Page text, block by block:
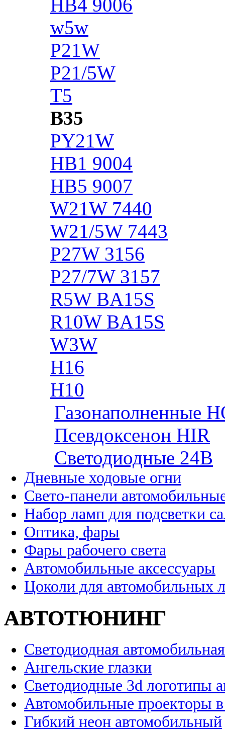
HB4 9006
w5w
P21W
P21/5W
T5
B35
PY21W
HB1 9004
HB5 9007
W21W 7440
W21/5W 7443
P27W 3156
P27/7W 3157
R5W BA15S
R10W BA15S
W3W
H16
H10
Газонаполненные
Псевдоксенон HIR
Cветодиодные 24B
Дневные ходовые огни
Свето-панели
Набор ламп для подсветки
Оптика, фары
Фары рабочего света
Автомобильные аксессуары
Цоколи для автомобильных
АВТОТЮНИНГ
Светодиодная
Ангельские глазки
Светодиодные 3d логотипы
Автомобильные проекторы
Гибкий неон автомобильный